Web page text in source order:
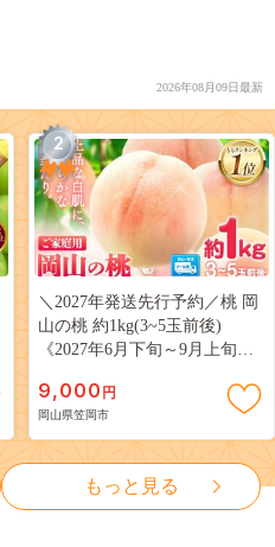
2026年08月09日最新
2
＼2027年発送先行予約／桃 岡
山の桃 約1kg(3~5玉前後)
《2027年6月下旬～9月上旬頃
岡山 はくとう スイーツ フル
ーツ 果物 デザート 旬 モモ も
も 先行予約 送料無料 果物 岡
山県 笠岡市 清水白桃 白鳳 白
麗 クール便---
kasaoka_zsy_419_100---
9,000 円
岡山県笠岡市
もっと見る